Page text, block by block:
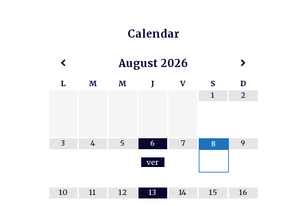
Calendar
August 2026
L M M J V S
D
1
2
3 4 5
6
ver
7 8 9
10 11 12
13
14 15 16